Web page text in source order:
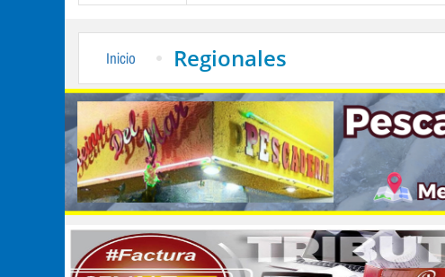
Inicio Regionales